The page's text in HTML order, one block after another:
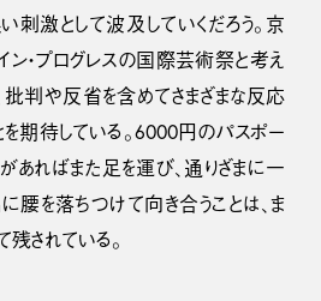
刺激として波及していくだろう。京
ン・プログレスの国際芸術祭と考え
批判や反省を含めてさまざまな反応
期待している。6000円のパスポー
あればまた足を運び、通りざまに一
腰を落ちつけて向き合うことは、ま
されている。